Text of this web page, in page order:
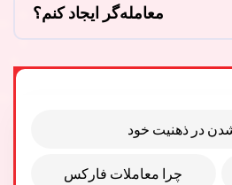
معامله‌گر ایجاد کنم؟
در ذهنیت خود
چرا معاملات فارکس